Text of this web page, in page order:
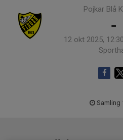
Pojkar Blå
-
12 okt 2025,
Samling